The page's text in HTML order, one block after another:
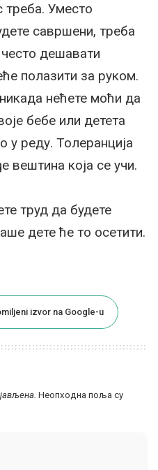
треба. Уместо
савршени, треба
дешавати
полазити за руком.
нећете моћи да
бебе или детета
у реду. Толеранција
вештина која се учи.
труд да будете
дете ће то осетити.
izvor na Google-u
Неопходна поља су